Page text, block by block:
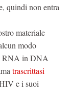
quindi non entra
materiale
modo
RNA in DNA
trascrittasi
e i suoi